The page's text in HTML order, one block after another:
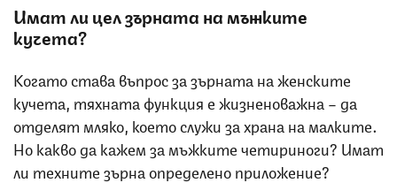
Имат ли цел зърната на мъжките
кучета?
Когато става въпрос за зърната на женските
кучета, тяхната функция е жизненоважна – да
отделят мляко, което служи за храна на малките.
Но какво да кажем за мъжките четириноги? Имат
ли техните зърна определено приложение?